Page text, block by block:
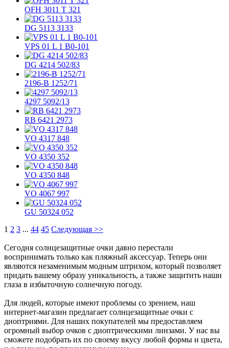
OFH 3011 T 321
DG 5113 3133
VPS 01 L 1 B0-101
DG 4214 502/83
2196-B 1252/71
4297 5092/13
RB 6421 2973
VO 4317 848
VO 4350 352
VO 4350 848
VO 4067 997
GU 50324 052
1 2 3 ... 44 45 Следующая >>
Сегодня солнцезащитные очки давно перестали
воспринимать только как пляжный аксессуар. Теперь они
являются незаменимым модным штрихом, который позволяет
придать вашему образу уникальность, а также защитить наши
глаза в избыточную солнечную погоду.
Для людей, которые имеют проблемы со зрением, наш
интернет-магазин предлагает солнцезащитные очки с
диоптриями. Для наших покупателей мы предоставляем
огромный выбор очков с диоптрическими линзами. У нас вы
сможете подобрать их по своему вкусу любой формы и цвета,